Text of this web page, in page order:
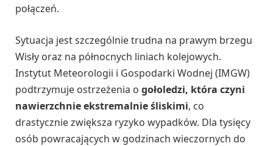
połączeń.
Sytuacja jest szczególnie trudna na prawym brzegu
Wisły oraz na północnych liniach kolejowych.
Instytut Meteorologii i Gospodarki Wodnej (IMGW)
podtrzymuje ostrzeżenia o gołoledzi, która czyni
nawierzchnie ekstremalnie śliskimi, co
drastycznie zwiększa ryzyko wypadków. Dla tysięcy
osób powracających w godzinach wieczornych do